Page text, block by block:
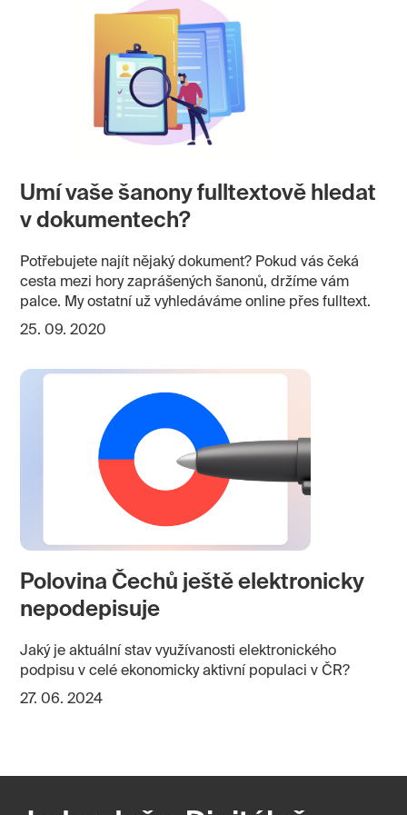
Umí vaše šanony fulltextově hledat
v dokumentech?
Potřebujete najít nějaký dokument? Pokud vás čeká
cesta mezi hory zaprášených šanonů, držíme vám
palce. My ostatní už vyhledáváme online přes fulltext.
25. 09. 2020
Polovina Čechů ještě elektronicky
nepodepisuje
Jaký je aktuální stav využívanosti elektronického
podpisu v celé ekonomicky aktivní populaci v ČR?
27. 06. 2024